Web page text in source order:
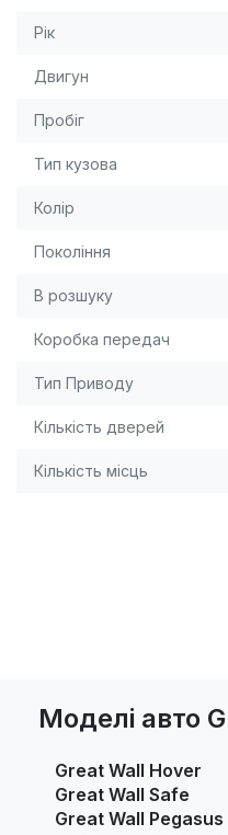
Рік
Двигун
Пробіг
Тип кузова
Колір
Покоління
В розшуку
Коробка передач
Тип Приводу
Кількість дверей
Кількість місць
Моделі авто
Great Wall Hover
Great Wall Safe
Great Wall Pegasus